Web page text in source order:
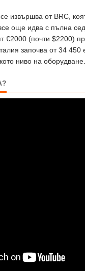
извършва от BRC,
още идва с пълна
€2000 (почти $2200)
започва от 34
ниво на оборудване.